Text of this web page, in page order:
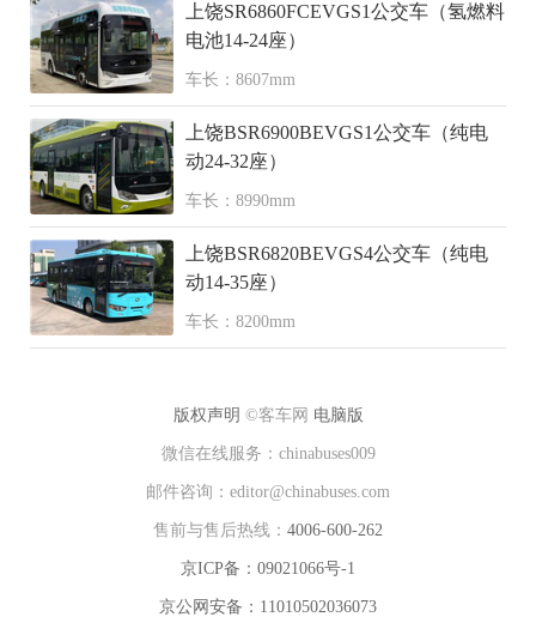
上饶SR6860FCEVGS1公交车（氢燃料
电池14-24座）
车长：8607mm
上饶BSR6900BEVGS1公交车（纯电
动24-32座）
车长：8990mm
上饶BSR6820BEVGS4公交车（纯电
动14-35座）
车长：8200mm
版权声明 ©客车网 电脑版
微信在线服务：chinabuses009
邮件咨询：editor@chinabuses.com
售前与售后热线： 4006-600-262
京ICP备：09021066号-1
京公网安备：11010502036073